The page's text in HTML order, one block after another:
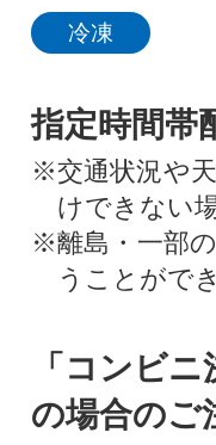
冷凍
指定時間帯
※交通状況や
けできない
※離島・一部
うことがで
「コンビ
の場合のご